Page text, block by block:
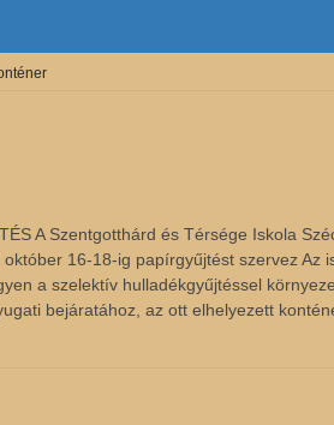
A Szentgotthárd és Térsége Iskola
16-18-ig papírgyűjtést szervez Az
a szelektív hulladékgyűjtéssel
bejáratához, az ott elhelyezett